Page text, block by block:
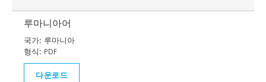
루마니아어
국가: 루마니아
형식: PDF
다운로드